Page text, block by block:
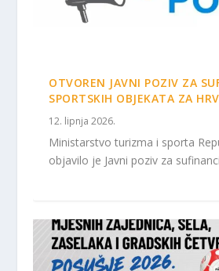
OTVOREN JAVNI POZIV ZA
SPORTSKIH OBJEKATA ZA
12. lipnja 2026.
Ministarstvo turizma i sporta
objavilo je Javni poziv za